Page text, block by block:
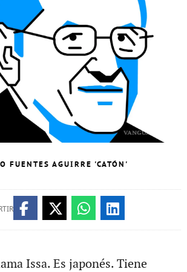
FUENTES AGUIRRE 'CATÓN'
Issa. Es japonés. Tiene